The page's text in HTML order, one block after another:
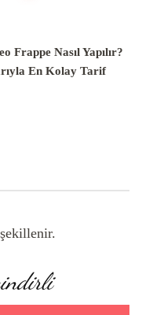
Frappe Nasıl Yapılır?
En Kolay Tarif